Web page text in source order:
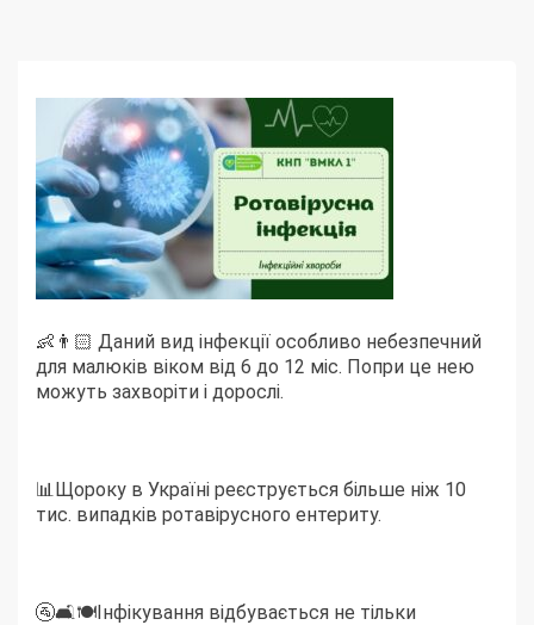
👶👨🏻 Даний вид інфекції особливо небезпечний
для малюків віком від 6 до 12 міс. Попри це нею
можуть захворіти і дорослі.
📊Щороку в Україні реєструється більше ніж 10
тис. випадків ротавірусного ентериту.
🚰🛋🍽Інфікування відбувається не тільки